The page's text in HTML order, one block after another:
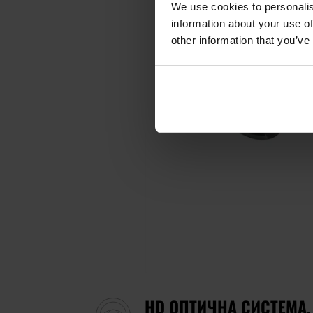
We use cookies to
information about your use
other information that
HD ОПТИЧНА